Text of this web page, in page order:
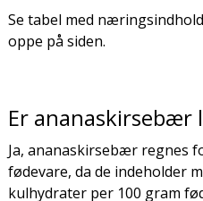
Se tabel med
oppe på siden.
Er ananaskirsebær
Ja, ananaskirsebær regnes
fødevare, da de indeholder
kulhydrater per 100 gram